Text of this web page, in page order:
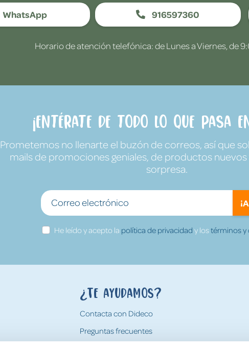
WhatsApp 916597360
Horario de atención telefónica: de Lunes a Viernes, de
¡Entérate de todo lo que pasa
Prometemos no llenarte el buzón de correos, así que
mails de promociones geniales, de productos nuevos
sorpresa.
He leído y acepto la política de privacidad y lostérminos y
¿Te ayudamos?
Contacta con Dideco
Preguntas frecuentes